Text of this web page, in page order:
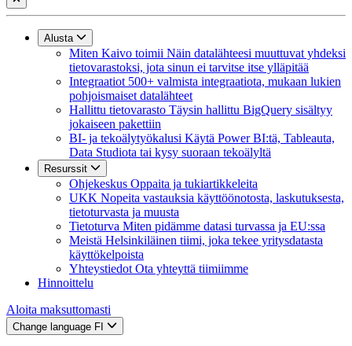
Alusta
Miten Kaivo toimii Näin datalähteesi muuttuvat yhdeksi
tietovarastoksi, jota sinun ei tarvitse itse ylläpitää
Integraatiot 500+ valmista integraatiota, mukaan lukien
pohjoismaiset datalähteet
Hallittu tietovarasto Täysin hallittu BigQuery sisältyy
jokaiseen pakettiin
BI- ja tekoälytyökalusi Käytä Power BI:tä, Tableauta,
Data Studiota tai kysy suoraan tekoälyltä
Resurssit
Ohjekeskus Oppaita ja tukiartikkeleita
UKK Nopeita vastauksia käyttöönotosta, laskutuksesta,
tietoturvasta ja muusta
Tietoturva Miten pidämme datasi turvassa ja EU:ssa
Meistä Helsinkiläinen tiimi, joka tekee yritysdatasta
käyttökelpoista
Yhteystiedot Ota yhteyttä tiimiimme
Hinnoittelu
Aloita maksuttomasti
Change language FI